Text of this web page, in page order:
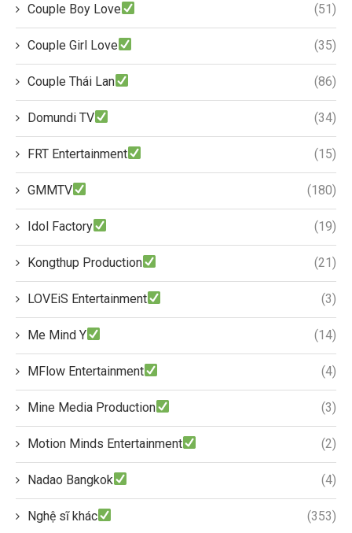
Couple Boy Love (51)
Couple Girl Love (35)
Couple Thái Lan (86)
Domundi TV (34)
FRT Entertainment (15)
GMMTV (180)
Idol Factory (19)
Kongthup Production (21)
LOVEiS Entertainment (3)
Me Mind Y (14)
MFlow Entertainment (4)
Mine Media Production (3)
Motion Minds Entertainment (2)
Nadao Bangkok (4)
Nghệ sĩ khác (353)